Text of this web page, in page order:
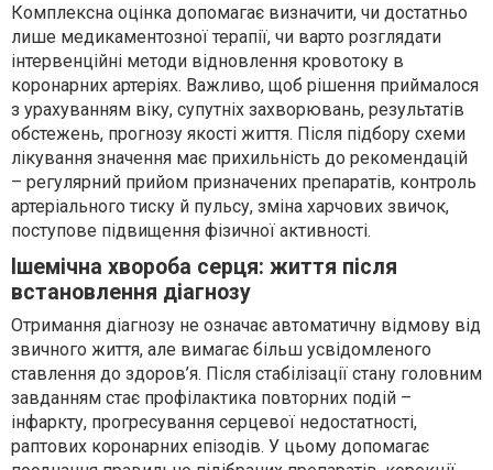
Комплексна оцінка допомагає визначити, чи достатньо
лише медикаментозної терапії, чи варто розглядати
інтервенційні методи відновлення кровотоку в
коронарних артеріях. Важливо, щоб рішення приймалося
з урахуванням віку, супутніх захворювань, результатів
обстежень, прогнозу якості життя. Після підбору схеми
лікування значення має прихильність до рекомендацій
– регулярний прийом призначених препаратів, контроль
артеріального тиску й пульсу, зміна харчових звичок,
поступове підвищення фізичної активності.
Ішемічна хвороба серця: життя після
встановлення діагнозу
Отримання діагнозу не означає автоматичну відмову від
звичного життя, але вимагає більш усвідомленого
ставлення до здоров’я. Після стабілізації стану головним
завданням стає профілактика повторних подій –
інфаркту, прогресування серцевої недостатності,
раптових коронарних епізодів. У цьому допомагає